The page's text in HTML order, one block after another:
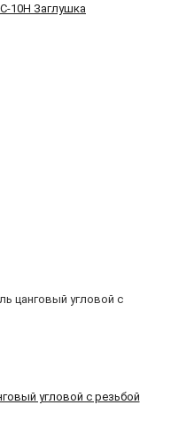
10H Заглушка
угловой с резьбой